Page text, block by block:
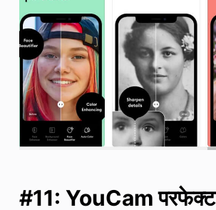
#11: YouCam परफेक्ट